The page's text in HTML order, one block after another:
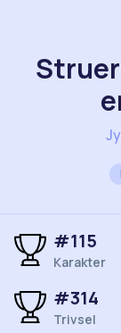
#115
Karakter
#314
Trivsel